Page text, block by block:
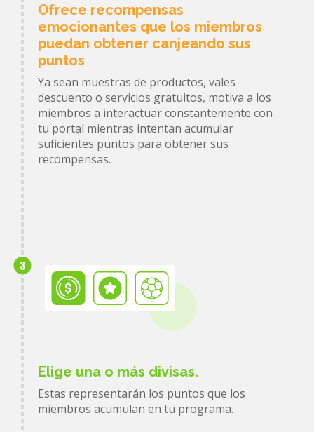
Ofrece recompensas
emocionantes que los miembros
puedan obtener canjeando sus
puntos
Ya sean muestras de productos, vales
descuento o servicios gratuitos, motiva a los
miembros a interactuar constantemente con
tu portal mientras intentan acumular
suficientes puntos para obtener sus
recompensas.
3
Elige una o más divisas.
Estas representarán los puntos que los
miembros acumulan en tu programa.